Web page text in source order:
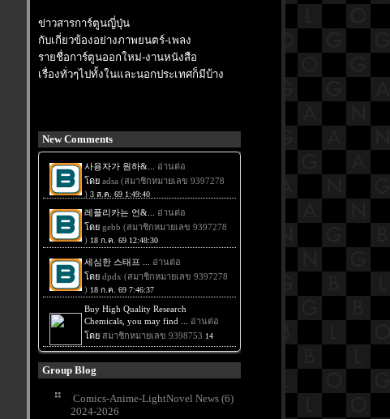
ข่าวสารการ์ตูนญี่ปุ่น
กับเกี่ยวข้องอย่างภาพยนตร์-เพลง
รายชื่อการ์ตูนออกใหม่-งานหนังสือ
เรื่องทั่วๆไปทั้งในและนอกประเทศก็มีบ้าง
New Comments
Group Blog
Comics-Anime-LightNovel News (6)
2024-2026